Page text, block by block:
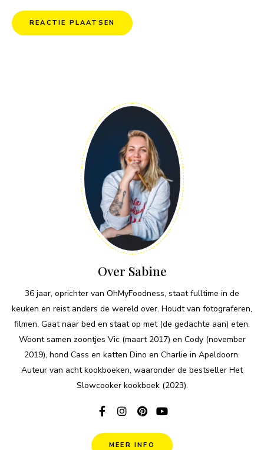
Over Sabine
36 jaar, oprichter van OhMyFoodness, staat fulltime in de
keuken en reist anders de wereld over. Houdt van fotograferen,
filmen. Gaat naar bed en staat op met (de gedachte aan) eten.
Woont samen zoontjes Vic (maart 2017) en Cody (november
2019), hond Cass en katten Dino en Charlie in Apeldoorn.
Auteur van acht kookboeken, waaronder de bestseller Het
Slowcooker kookboek (2023).
MEER INFO